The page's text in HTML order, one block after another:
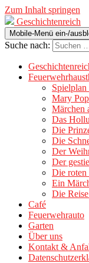
Zum Inhalt springen
Geschichtenreich
Mobile-Menü ein-/
Suche nach:
Spielplan
Mary
Märchen
Das
Die
Die
Der
Der
Die roten
Ein
Die
Café
Feuerwehrauto
Garten
Über uns
Kontakt &